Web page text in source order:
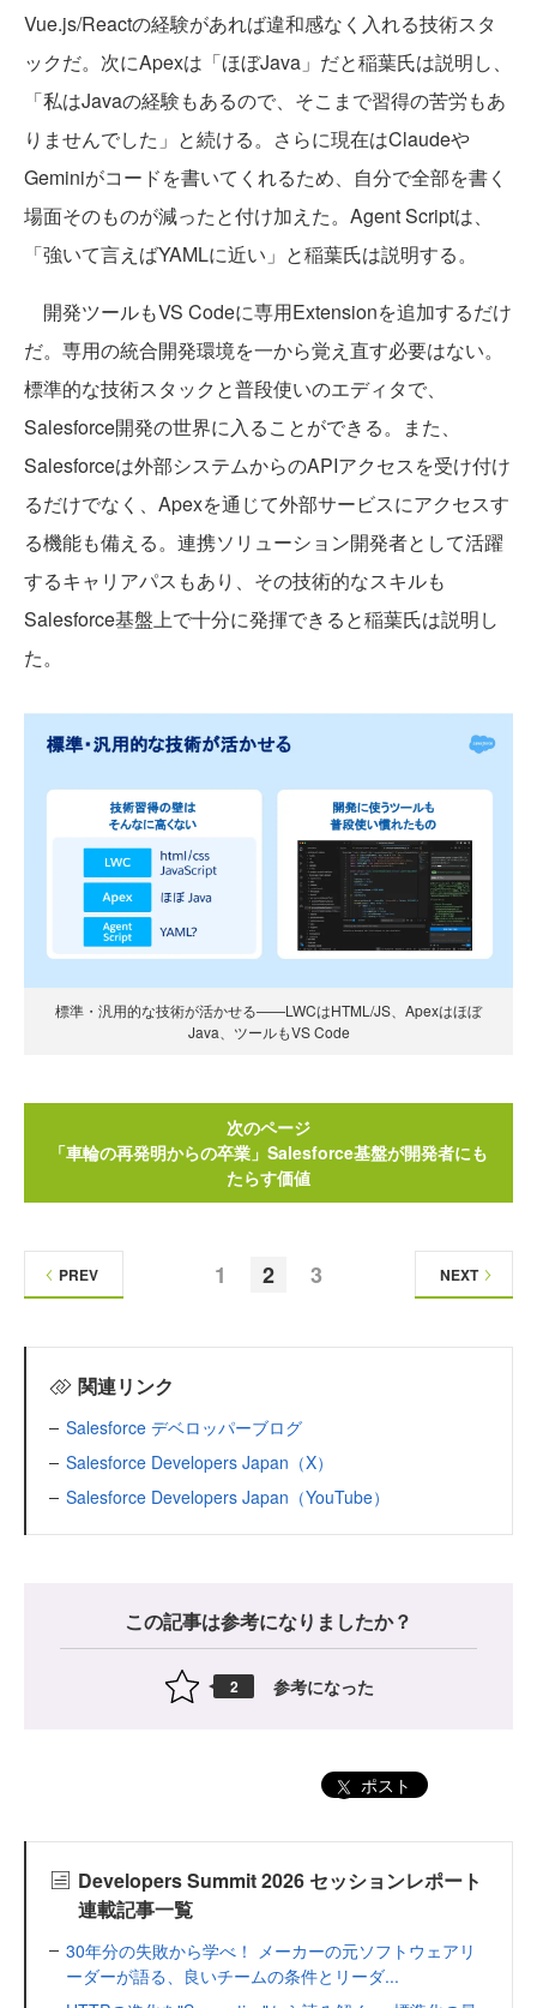
Vue.js/Reactの経験があれば違和感なく入れる技術スタ
ックだ。次にApexは「ほぼJava」だと稲葉氏は説明し、
「私はJavaの経験もあるので、そこまで習得の苦労もあ
りませんでした」と続ける。さらに現在はClaudeや
Geminiがコードを書いてくれるため、自分で全部を書く
場面そのものが減ったと付け加えた。Agent Scriptは、
「強いて言えばYAMLに近い」と稲葉氏は説明する。
開発ツールもVS Codeに専用Extensionを追加するだけ
だ。専用の統合開発環境を一から覚え直す必要はない。
標準的な技術スタックと普段使いのエディタで、
Salesforce開発の世界に入ることができる。また、
Salesforceは外部システムからのAPIアクセスを受け付け
るだけでなく、Apexを通じて外部サービスにアクセスす
る機能も備える。連携ソリューション開発者として活躍
するキャリアパスもあり、その技術的なスキルも
Salesforce基盤上で十分に発揮できると稲葉氏は説明し
た。
標準・汎用的な技術が活かせる——LWCはHTML/JS、Apexはほぼ
Java、ツールもVS Code
次のページ
「車輪の再発明からの卒業」Salesforce基盤が開発者にも
たらす価値
1 2 3
PREV NEXT
関連リンク
Salesforce デベロッパーブログ
Salesforce Developers Japan（X）
Salesforce Developers Japan（YouTube）
この記事は参考になりましたか？
2 参考になった
ポスト
Developers Summit 2026 セッションレポート
連載記事一覧
30年分の失敗から学べ！ メーカーの元ソフトウェアリ
ーダーが語る、良いチームの条件とリーダ...